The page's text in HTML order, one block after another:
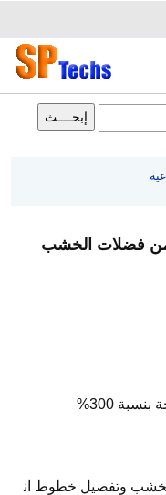
فضلات الخشب
300%
الخشب وتفصيل خطوط ان